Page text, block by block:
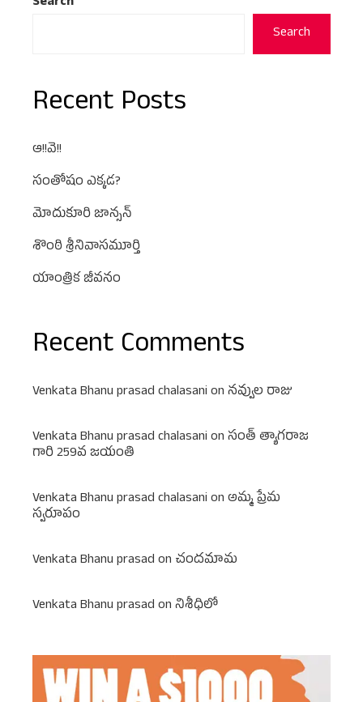
Search
Recent Posts
ఆ!!వె!!
సంతోషం ఎక్కడ?
మోదుకూరి జాన్సన్
శొంఠి శ్రీనివాసమూర్తి
యాంత్రిక జీవనం
Recent Comments
Venkata Bhanu prasad chalasani on నవ్వుల రాజు
Venkata Bhanu prasad chalasani on సంత్ త్యాగరాజ
గారి 259వ జయంతి
Venkata Bhanu prasad chalasani on అమ్మ ప్రేమ
స్వరూపం
Venkata Bhanu prasad on చందమామ
Venkata Bhanu prasad on నిశీధిలో